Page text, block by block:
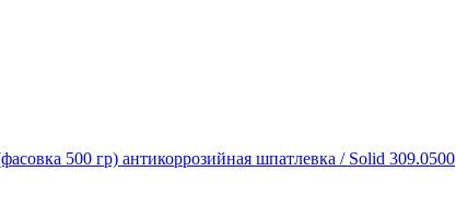
500 гр) антикоррозийная шпатлевка / Solid 309.0500